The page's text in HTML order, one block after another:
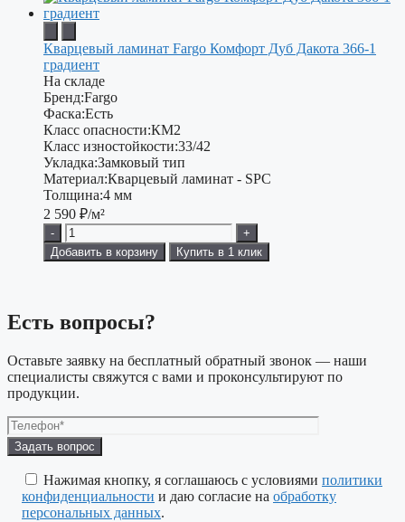
Кварцевый ламинат Fargo Комфорт Дуб Дакота 366-1
градиент
На складе
Бренд:Fargo
Фаска:Есть
Класс опасности:КМ2
Класс изностойкости:33/42
Укладка:Замковый тип
Материал:Кварцевый ламинат - SPC
Толщина:4 мм
2 590 ₽/м²
-
+
Добавить в корзину
Купить в 1 клик
Есть вопросы?
Оставьте заявку на бесплатный обратный звонок — наши
специалисты свяжутся с вами и проконсультируют по
продукции.
Оставьте
это
поле
пустым.
Нажимая кнопку, я соглашаюсь с условиями политики
конфиденциальности и даю согласие на обработку
персональных данных.